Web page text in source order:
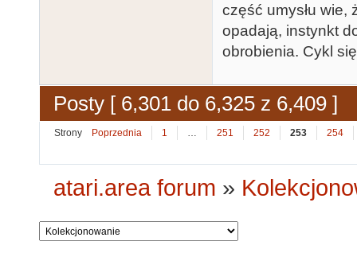
część umysłu wie,
opadają, instynkt
obrobienia. Cykl
Posty [ 6,301 do 6,325 z 6,409 ]
Strony Poprzednia 1 251 252 253 254
atari.area forum »